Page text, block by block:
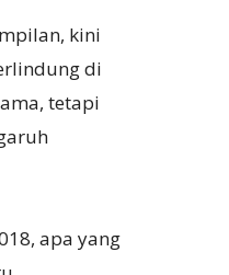
kini
di
tetapi
apa yang